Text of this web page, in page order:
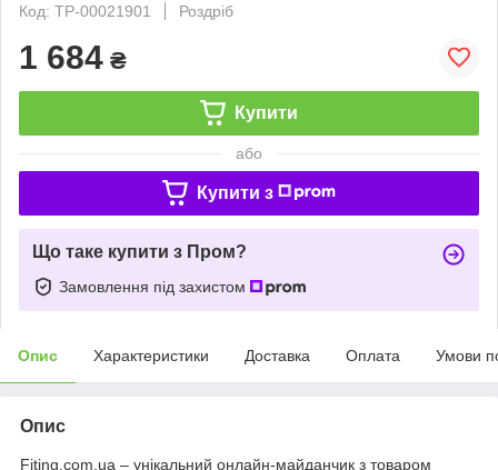
Код: ТР-00021901
Роздріб
1 684 ₴
Купити
або
Купити з
Що таке купити з Пром?
Замовлення під захистом
Опис Характеристики Доставка Оплата Умови
Опис
Fiting.com.ua – унікальний онлайн-майданчик з товаром